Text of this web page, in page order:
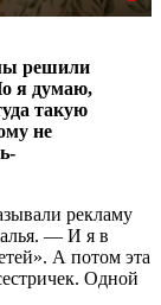
решили
я думаю,
такую
не
рекламу
— И я в
А потом эта
Одной